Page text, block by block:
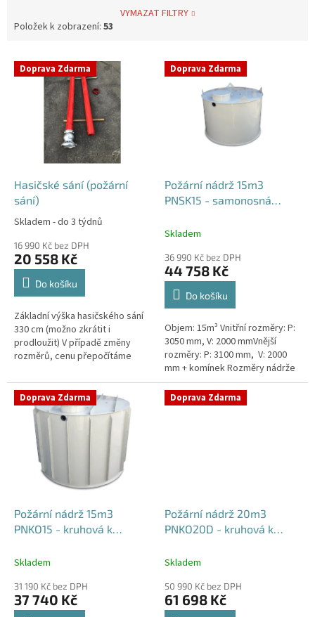
VYMAZAT FILTRY
Položek k zobrazení: 53
V Doprava Zdarma
Hasičské sání (požární
sání)
Průměrné
produktu
je
4,2
hvězdiček.
Skladem - do 3 týdnů
16 990 Kč bez DPH
20 558 Kč
Do košíku
Základní výška hasičského sání
330 cm (možno zkrátit i
prodloužit) V případě změny
rozměrů, cenu přepočítáme
Doprava Zdarma
Požární nádrž 15m3
PNSK15 - samonosná
Skladem
36 990 Kč bez DPH
44 758 Kč
Do košíku
Objem: 15m³ Vnitřní rozměry: P:
3050 mm, V: 2000 mmVnější
rozměry: P: 3100 mm, V: 2000
mm + komínek Rozměry nádrže
možno jakkoliv upravit -
vyrobíme nádrž na míru!Nádrž...
Doprava Zdarma
Požární nádrž 15m3
PNKO15 - kruhová k
Skladem
31 190 Kč bez DPH
37 740 Kč
Doprava Zdarma
Požární nádrž 20m3
PNKO20D - kruhová k
Skladem
50 990 Kč bez DPH
61 698 Kč